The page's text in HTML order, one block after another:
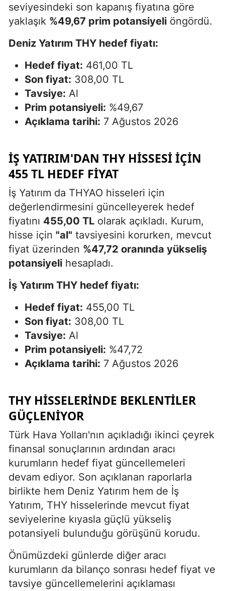
seviyesindeki son kapanış fiyatına göre
yaklaşık %49,67 prim potansiyeli öngördü.
Deniz Yatırım THY hedef fiyatı:
Hedef fiyat: 461,00 TL
Son fiyat: 308,00 TL
Tavsiye: Al
Prim potansiyeli: %49,67
Açıklama tarihi: 7 Ağustos 2026
İŞ YATIRIM'DAN THY HISSESI IÇIN
455 TL HEDEF FIYAT
İş Yatırım da THYAO hisseleri için
değerlendirmesini güncelleyerek hedef
fiyatını 455,00 TL olarak açıkladı. Kurum,
hisse için "al" tavsiyesini korurken, mevcut
fiyat üzerinden %47,72 oranında yükseliş
potansiyeli hesapladı.
İş Yatırım THY hedef fiyatı:
Hedef fiyat: 455,00 TL
Son fiyat: 308,00 TL
Tavsiye: Al
Prim potansiyeli: %47,72
Açıklama tarihi: 7 Ağustos 2026
THY HISSELERINDE BEKLENTILER
GÜÇLENIYOR
Türk Hava Yolları'nın açıkladığı ikinci çeyrek
finansal sonuçlarının ardından aracı
kurumların hedef fiyat güncellemeleri
devam ediyor. Son açıklanan raporlarla
birlikte hem Deniz Yatırım hem de İş
Yatırım, THY hisselerinde mevcut fiyat
seviyelerine kıyasla güçlü yükseliş
potansiyeli bulunduğu görüşünü korudu.
Önümüzdeki günlerde diğer aracı
kurumların da bilanço sonrası hedef fiyat ve
tavsiye güncellemelerini açıklaması